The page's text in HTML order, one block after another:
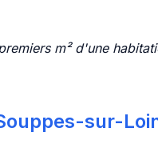
m² d'une
sur-